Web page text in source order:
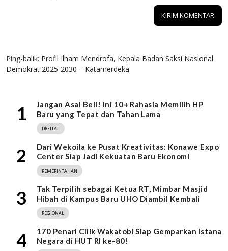
Ping-balik: Profil Ilham Mendrofa, Kepala Badan Saksi Nasional
Demokrat 2025-2030 – Katamerdeka
1
Jangan Asal Beli! Ini 10+ Rahasia Memilih HP
Baru yang Tepat dan Tahan Lama
DIGITAL
2
Dari Wekoila ke Pusat Kreativitas: Konawe Expo
Center Siap Jadi Kekuatan Baru Ekonomi
PEMERINTAHAN
3
Tak Terpilih sebagai Ketua RT, Mimbar Masjid
Hibah di Kampus Baru UHO Diambil Kembali
REGIONAL
4
170 Penari Cilik Wakatobi Siap Gemparkan Istana
Negara di HUT RI ke-80!